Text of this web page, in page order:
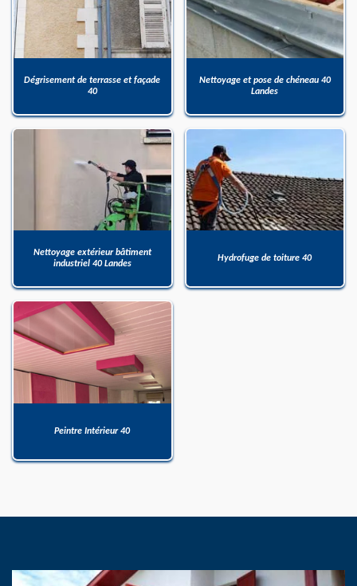
Dégrisement de terrasse et façade
40
Nettoyage et pose de chéneau 40
Landes
Nettoyage extérieur bâtiment
industriel 40 Landes
Hydrofuge de toiture 40
Peintre Intérieur 40